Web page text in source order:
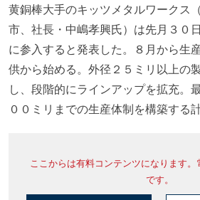
黄銅棒大手のキッツメタルワークス
市、社長・中嶋孝興氏）は先月３０
に参入すると発表した。８月から生
供から始める。外径２５ミリ以上の
し、段階的にラインアップを拡充。
００ミリまでの生産体制を構築する計
ここからは有料コンテンツになります
です。